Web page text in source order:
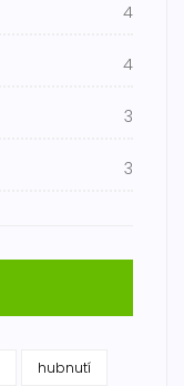
4
4
3
3
hubnutí